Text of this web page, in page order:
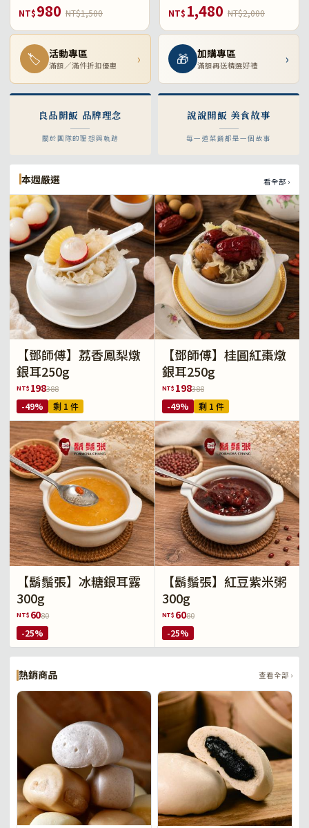
NT$980 NT$1,500 NT$ 1,480 NT$2,000
🏷 活動專區
滿額／滿件折扣優惠 › 🎁 加購專區
滿額再送精選好禮 ›
良品開飯 品牌理念
關於團隊的理想與軌跡
說說開飯 美食故事
每一道菜餚都是一個故事
本週嚴選 看全部 ›
【鄧師傅】荔香鳳梨燉
銀耳250g
NT$ 198388
-49% 剩 1 件
【鄧師傅】桂圓紅棗燉
銀耳250g
NT$ 198388
-49% 剩 1 件
【鬍鬚張】冰糖銀耳露
300g
NT$ 6080
-25%
【鬍鬚張】紅豆紫米粥
300g
NT$ 6080
-25%
熱銷商品 查看全部 ›